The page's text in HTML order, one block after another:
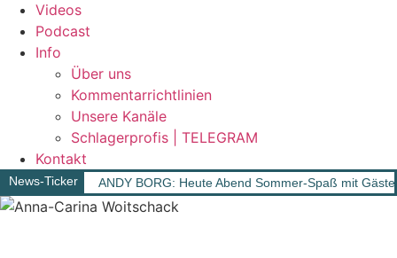
Videos
Podcast
Info
Über uns
Kommentarrichtlinien
Unsere Kanäle
Schlagerprofis | TELEGRAM
Kontakt
News-Ticker ANDY BORG: Heute Abend Sommer-Spaß mit